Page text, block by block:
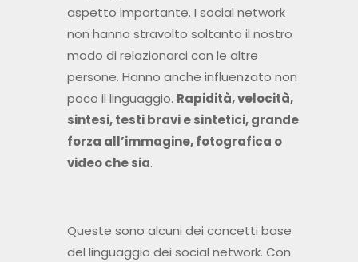
aspetto importante. I social network
non hanno stravolto soltanto il nostro
modo di relazionarci con le altre
persone. Hanno anche influenzato non
poco il linguaggio. Rapidità, velocità,
sintesi, testi bravi e sintetici, grande
forza all’immagine, fotografica o
video che sia.
Queste sono alcuni dei concetti base
del linguaggio dei social network. Con